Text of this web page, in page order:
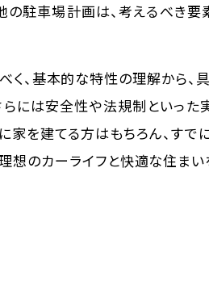
の駐車場計画は、考えるべき要
、基本的な特性の理解から、
には安全性や法規制といった
家を建てる方はもちろん、す
想のカーライフと快適な住まい